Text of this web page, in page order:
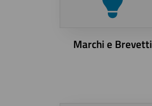
Marchi e Brevetti